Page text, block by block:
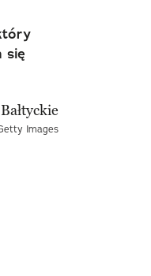
się
Images